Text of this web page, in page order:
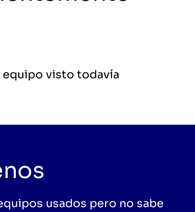
equipo visto todavía
usados pero no sabe